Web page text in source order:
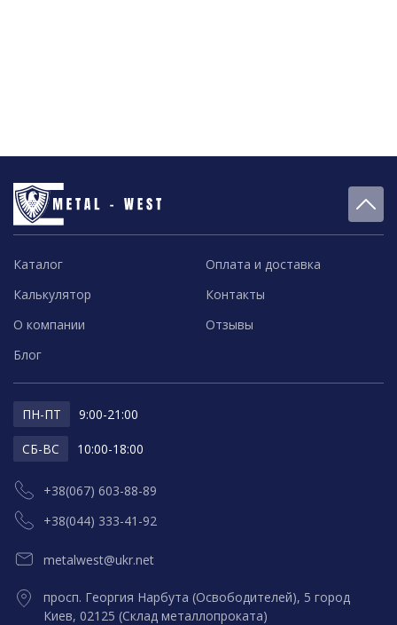
Каталог
Калькулятор
О компании
Блог
Оплата и доставка
Контакты
Отзывы
+38(067) 603-88-89
+38(044) 333-41-92
metalwest@ukr.net
ПН-ПТ 9:00-21:00
СБ-ВС 10:00-18:00
просп. Георгия Нарбута (Освободителей), 5 город
Киев, 02125 (Склад металлопроката)